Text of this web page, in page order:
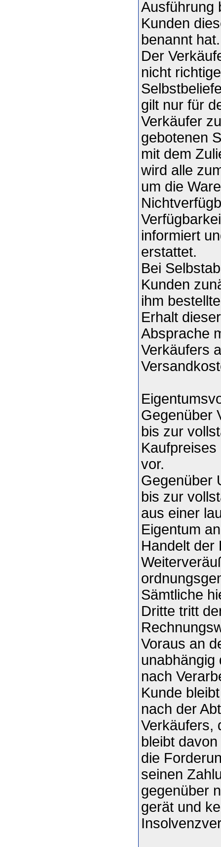
Ausführung
Kunden
benannt hat.
Der
nicht
gilt nur für
Verkäufer
gebotenen
mit dem
wird alle
um die
informiert
erstattet.
Bei
Kunden
ihm
Erhalt
Absprache
Verkäufers
Gegenüber
bis zur
vor.
Gegenüber
bis zur
aus einer
Eigentum
Handelt der
Sämtliche
Dritte tritt
Voraus an
unabhängig
nach
Kunde
nach der
Verkäufers,
bleibt
die
seinen
gegenüber
gerät und